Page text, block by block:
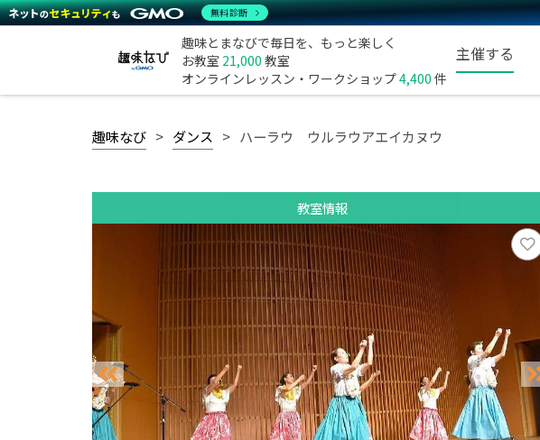
趣味とまなびで毎日を、もっと楽しく
お教室 21,000 教室
オンラインレッスン・ワークショップ4,400 件
主催する
趣味なび ダンス ハーラウ ウルラウアエイカヌウ
教室情報
無料診断